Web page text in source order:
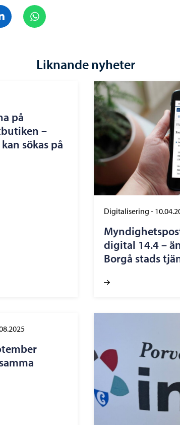
Facebook
Dela på LinkedIn
Liknande nyheter
på
–
sökas på
Digitalisering -
digital 14.4 –
Borgå stads